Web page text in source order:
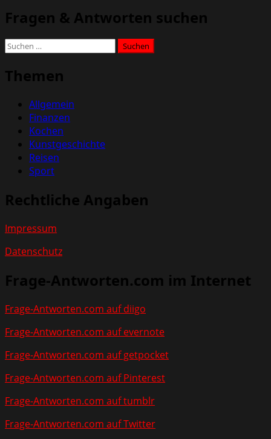
Fragen & Antworten suchen
Suchen
Themen
Allgemein
Finanzen
Kochen
Kunstgeschichte
Reisen
Sport
Rechtliche Angaben
Impressum
Datenschutz
Frage-Antworten.com im Internet
Frage-Antworten.com auf diigo
Frage-Antworten.com auf evernote
Frage-Antworten.com auf getpocket
Frage-Antworten.com auf Pinterest
Frage-Antworten.com auf tumblr
Frage-Antworten.com auf Twitter